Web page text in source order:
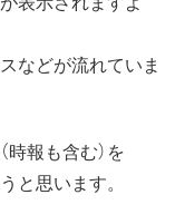
などが流れていま
報も含む）を
と思います。